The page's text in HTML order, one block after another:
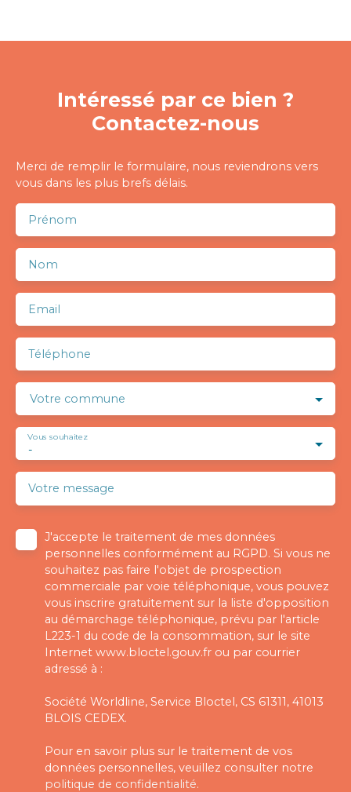
Intéressé par ce bien ?
Contactez-nous
Merci de remplir le formulaire, nous reviendrons vers
vous dans les plus brefs délais.
Prénom
Nom
Email
Téléphone
Votre commune
-
Vous souhaitez
Votre message
J'accepte le traitement de mes données
personnelles conformément au RGPD. Si vous ne
souhaitez pas faire l'objet de prospection
commerciale par voie téléphonique, vous pouvez
vous inscrire gratuitement sur la liste d'opposition
au démarchage téléphonique, prévu par l'article
L223-1 du code de la consommation, sur le site
Internet www.bloctel.gouv.fr ou par courrier
adressé à :
Société Worldline, Service Bloctel, CS 61311, 41013
BLOIS CEDEX.
Pour en savoir plus sur le traitement de vos
données personnelles, veuillez consulter notre
politique de confidentialité.